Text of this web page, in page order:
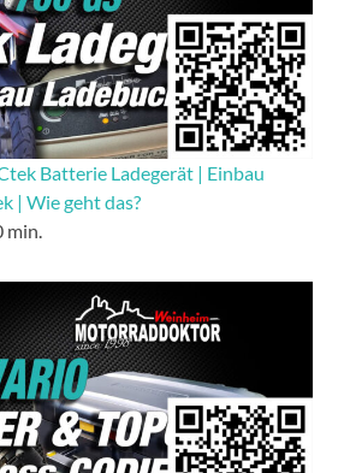
Batterie Ladegerät | Einbau
| Wie geht das?
min.